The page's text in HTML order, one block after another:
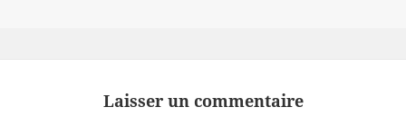
Laisser un commentaire